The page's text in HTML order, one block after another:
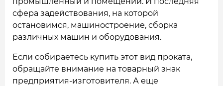
сфера задействования, на которой
остановимся, машиностроение, сборка
различных машин и оборудования.
Если собираетесь купить этот вид проката,
обращайте внимание на товарный знак
предприятия-изготовителя. А еще